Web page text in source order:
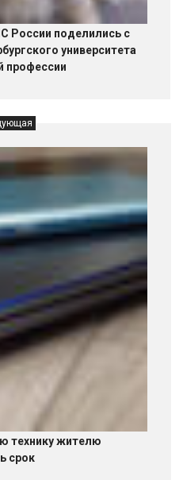
России поделились с
университета
профессии
технику жителю
срок